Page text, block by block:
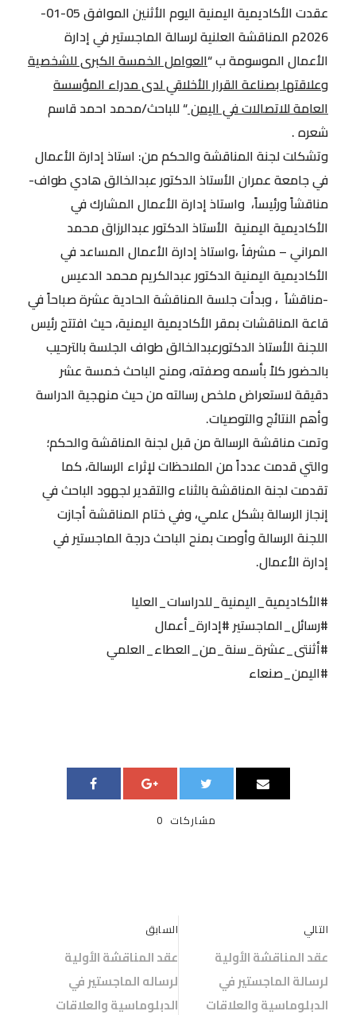
عقدت الأكاديمية اليمنية اليوم الأثنين الموافق 05-01-
2026م المناقشة العلنية لرسالة الماجستير في إدارة
الأعمال الموسومة ب “العوامل الخمسة الكبرى للشخصية
وعلاقتها بصناعة القرار الأخلاقي لدى مدراء المؤسسة
العامة للاتصالات في اليمن“ للباحث/محمد احمد قاسم
شعره .
وتشكلت لجنة المناقشة والحكم من: استاذ إدارة الأعمال
في جامعة عمران الأستاذ الدكتور عبدالخالق هادي طواف-
مناقشاً ورئيساً، واستاذ إدارة الأعمال المشارك في
الأكاديمية اليمنية الأستاذ الدكتور عبدالرزاق محمد
المراني – مشرفاُ ،واستاذ إدارة الأعمال المساعد في
الأكاديمية اليمنية الدكتور عبدالكريم محمد الدعيس
-مناقشاً ، وبدأت جلسة المناقشة الحادية عشرة صباحاً في
قاعة المناقشات بمقر الأكاديمية اليمنية، حيث افتتح رئيس
اللجنة الأستاذ الدكتورعبدالخالق طواف الجلسة بالترحيب
بالحضور كلاً بأسمه وصفته، ومنح الباحث خمسة عشر
دقيقة لاستعراض ملخص رسالته من حيث منهجية الدراسة
وأهم النتائج والتوصيات.
وتمت مناقشة الرسالة من قبل لجنة المناقشة والحكم؛
والتي قدمت عدداً من الملاحظات لإثراء الرسالة، كما
تقدمت لجنة المناقشة بالثناء والتقدير لجهود الباحث في
إنجاز الرسالة بشكل علمي، وفي ختام المناقشة أجازت
اللجنة الرسالة وأوصت بمنح الباحث درجة الماجستير في
إدارة الأعمال.
#الأكاديمية_اليمنية_للدراسات_العليا
#رسائل_الماجستير#إدارة_أعمال
#أثنتى_عشرة_سنة_من_العطاء_العلمي
#اليمن_صنعاء
0 مشاركات
السابق
عقد المناقشة الأولية
لرساله الماجستير في
الدبلوماسية والعلاقات
التالي
عقد المناقشة الأولية
لرسالة الماجستير في
الدبلوماسية والعلاقات